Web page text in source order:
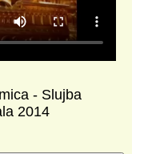
- Slujba
2014